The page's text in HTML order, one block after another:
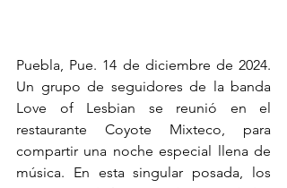
Puebla, Pue. 14 de diciembre de 2024.
Un grupo de seguidores de la banda
Love of Lesbian se reunió en el
restaurante Coyote Mixteco, para
compartir una noche especial llena de
música. En esta singular posada, los